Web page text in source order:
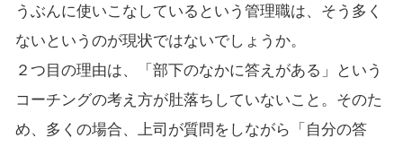
うぶんに使いこなしているという管理職は、そう多く
ないというのが現状ではないでしょうか。
２つ目の理由は、「部下のなかに答えがある」という
コーチングの考え方が肚落ちしていないこと。そのた
め、多くの場合、上司が質問をしながら「自分の答